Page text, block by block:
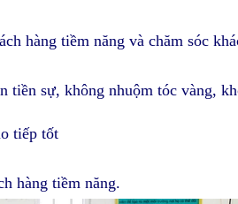
hàng tiềm năng và chăm sóc
tiền sự, không nhuộm tóc vàng,
tiếp tốt
hàng tiềm năng.